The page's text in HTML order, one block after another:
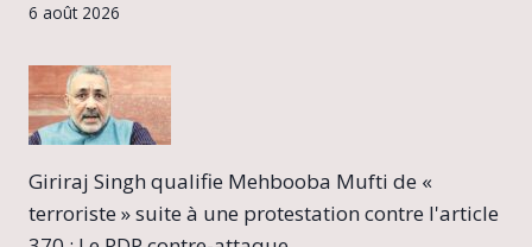
6 août 2026
Giriraj Singh qualifie Mehbooba Mufti de «
terroriste » suite à une protestation contre l'article